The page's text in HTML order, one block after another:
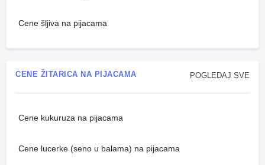
Cene šljiva na pijacama
POGLEDAJ SVE
CENE ŽITARICA NA PIJACAMA
Cene kukuruza na pijacama
Cene lucerke (seno u balama) na pijacama